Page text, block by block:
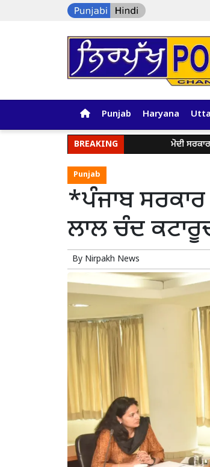
Punjab Haryana
BREAKING ਮੋਦੀ ਸਰਕਾਰ ਦੇ
Punjab
*ਪੰਜਾਬ
ਲਾਲ ਚੰਦ
By Nirpakh News